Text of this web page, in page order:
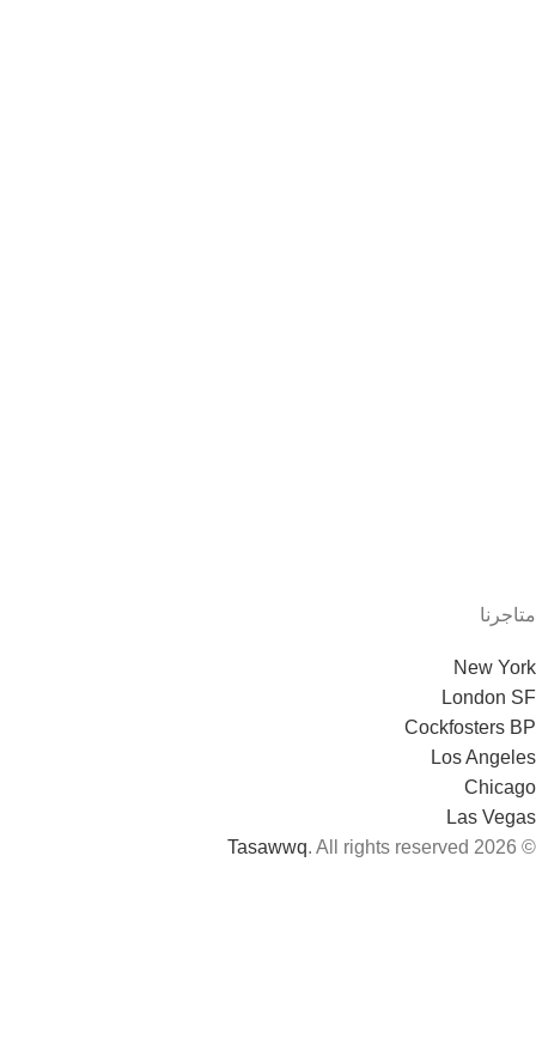
متاجرنا
New York
London SF
Cockfosters BP
Los Angeles
Chicago
Las Vegas
© 2026
Tasawwq. All rights reserved